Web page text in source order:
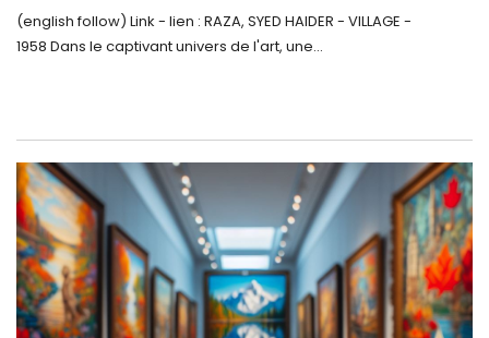
August 2022
July 2022
April 2022
March 2022
February 2022
December 2021
November 2021
Inattendue
(english follow) Link - lien : RAZA, SYED HAIDER - VILLAGE -
1958 Dans le captivant univers de l'art, une...